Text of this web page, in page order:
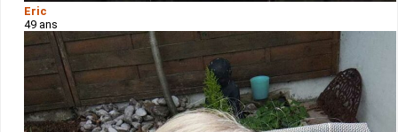
Eric
49 ans